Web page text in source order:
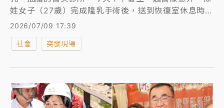
姓女子（27歲）完成隆乳手術後，送到恢復室休息時，
突然失去生命跡象，診所醫護人員察覺有異，隨即報警
（CPR），途中恢復呼吸心跳，送往台大醫院急救。
2026/07/09 17:39
社會 突發現場